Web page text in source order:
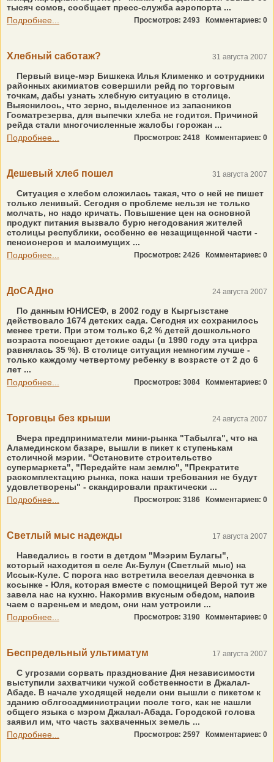
тысяч сомов, сообщает пресс-служба аэропорта ...
Подробнее...
Просмотров: 2493 Комментариев: 0
Хлебный саботаж? 31 августа 2007
Первый вице-мэр Бишкека Илья Клименко и сотрудники
районных акимиатов совершили рейд по торговым
точкам, дабы узнать хлебную ситуацию в столице.
Выяснилось, что зерно, выделенное из запасников
Госматрезерва, для выпечки хлеба не годится. Причиной
рейда стали многочисленные жалобы горожан ...
Подробнее...
Просмотров: 2418 Комментариев: 0
Дешевый хлеб пошел 31 августа 2007
Ситуация с хлебом сложилась такая, что о ней не пишет
только ленивый. Сегодня о проблеме нельзя не только
молчать, но надо кричать. Повышение цен на основной
продукт питания вызвало бурю негодования жителей
столицы республики, особенно ее незащищенной части -
пенсионеров и малоимущих ...
Подробнее...
Просмотров: 2426 Комментариев: 0
ДоСАДно 24 августа 2007
По данным ЮНИСЕФ, в 2002 году в Кыргызстане
действовало 1674 детских сада. Сегодня их сохранилось
менее трети. При этом только 6,2 % детей дошкольного
возраста посещают детские сады (в 1990 году эта цифра
равнялась 35 %). В столице ситуация немногим лучше -
только каждому четвертому ребенку в возрасте от 2 до 6
лет ...
Подробнее...
Просмотров: 3084 Комментариев: 0
Торговцы без крыши 24 августа 2007
Вчера предприниматели мини-рынка "Табылга", что на
Аламединском базаре, вышли в пикет к ступенькам
столичной мэрии. "Остановите строительство
супермаркета", "Передайте нам землю", "Прекратите
раскомплектацию рынка, пока наши требования не будут
удовлетворены" - скандировали практически ...
Подробнее...
Просмотров: 3186 Комментариев: 0
Светлый мыс надежды 17 августа 2007
Наведались в гости в детдом "Мээрим Булагы",
который находится в селе Ак-Булун (Светлый мыс) на
Иссык-Куле. С порога нас встретила веселая девчонка в
косынке - Юля, которая вместе с помощницей Верой тут же
завела нас на кухню. Накормив вкусным обедом, напоив
чаем с вареньем и медом, они нам устроили ...
Подробнее...
Просмотров: 3190 Комментариев: 0
Беспредельный ультиматум 17 августа 2007
С угрозами сорвать празднование Дня независимости
выступили захватчики чужой собственности в Джалал-
Абаде. В начале уходящей недели они вышли с пикетом к
зданию облгосадминистрации после того, как не нашли
общего языка с мэром Джалал-Абада. Городской голова
заявил им, что часть захваченных земель ...
Подробнее...
Просмотров: 2597 Комментариев: 0